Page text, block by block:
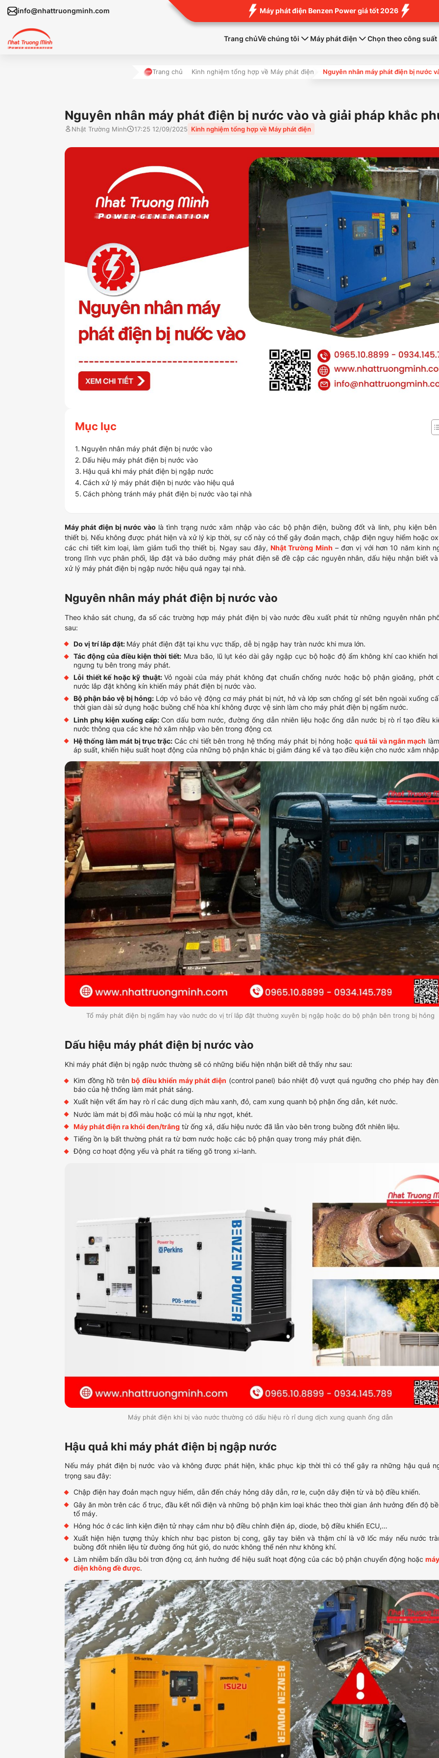
info@nhattruongminh.com Máy phát điện Benzen Power giá tốt 2026
Trang chủVề chúng tôi Máy phát điện Chọn theo công suất
Trang chủ Kinh nghiệm tổng hợp về Máy phát điện Nguyên nhân máy phát điện bị nước
Nguyên nhân máy phát điện bị nước vào và giải pháp khắc
Nhật Trường Minh 17:25 12/09/2025 Kinh nghiệm tổng hợp về Máy phát điện
Mục lục
Nguyên nhân máy phát điện bị nước vào
Dấu hiệu máy phát điện bị nước vào
Hậu quả khi máy phát điện bị ngập nước
Cách xử lý máy phát điện bị nước vào hiệu quả
Cách phòng tránh máy phát điện bị nước vào tại nhà
Máy phát điện bị nước vào là tình trạng nước xâm nhập vào các bộ phận điện, buồng đốt và linh, phụ kiện bên
thiết bị. Nếu không được phát hiện và xử lý kịp thời, sự cố này có thể gây đoản mạch, chập điện nguy hiểm hoặc
các chi tiết kim loại, làm giảm tuổi thọ thiết bị. Ngay sau đây,Nhật Trường Minh – đơn vị với hơn 10 năm kinh
trong lĩnh vực phân phối, lắp đặt và bảo dưỡng máy phát điện sẽ đề cập các nguyên nhân, dấu hiệu nhận biết
xử lý máy phát điện bị ngập nước hiệu quả ngay tại nhà.
Nguyên nhân máy phát điện bị nước vào
Theo khảo sát chung, đa số các trường hợp máy phát điện bị vào nước đều xuất phát từ những nguyên nhân
sau:
Do vị trí lắp đặt: Máy phát điện đặt tại khu vực thấp, dễ bị ngập hay tràn nước khi mưa lớn.
Tác động của điều kiện thời tiết: Mưa bão, lũ lụt kéo dài gây ngập cục bộ hoặc độ ẩm không khí cao khiến
ngưng tụ bên trong máy phát.
Lỗi thiết kế hoặc kỹ thuật:Vỏ ngoài của máy phát không đạt chuẩn chống nước hoặc bộ phận gioăng, phớt
nước lắp đặt không kín khiến máy phát điện bị nước vào.
Bộ phận bảo vệ bị hỏng:Lớp vỏ bảo vệ động cơ máy phát bị nứt, hở và lớp sơn chống gỉ sét bên ngoài xuống
thời gian dài sử dụng hoặc buồng chế hòa khí không được vệ sinh làm cho máy phát điện bị ngấm nước.
Linh phụ kiện xuống cấp: Con dấu bơm nước, đường ống dẫn nhiên liệu hoặc ống dẫn nước bị rò rỉ tạo điều
nước thông qua các khe hở xâm nhập vào bên trong động cơ.
Hệ thống làm mát bị trục trặc: Các chi tiết bên trong hệ thống máy phát bị hỏng hoặc quá tải và ngắn mạch
áp suất, khiến hiệu suất hoạt động của những bộ phận khác bị giảm đáng kể và tạo điều kiện cho nước xâm
Tổ máy phát điện bị ngấm hay vào nước do vị trí lắp đặt thường xuyên bị ngập hoặc do bộ phận bên trong bị hỏng
Dấu hiệu máy phát điện bị nước vào
Khi máy phát điện bị ngập nước thường sẽ có những biểu hiện nhận biết dễ thấy như sau:
Kim đồng hồ trênbộ điều khiển máy phát điện (control panel) báo nhiệt độ vượt quá ngưỡng cho phép hay
báo của hệ thống làm mát phát sáng.
Xuất hiện vết ẩm hay rò rỉ các dung dịch màu xanh, đỏ, cam xung quanh bộ phận ống dẫn, két nước.
Nước làm mát bị đổi màu hoặc có mùi lạ như ngọt, khét.
Máy phát điện ra khói đen/trắng từ ống xả, dấu hiệu nước đã lẫn vào bên trong buồng đốt nhiên liệu.
Tiếng ồn lạ bất thường phát ra từ bơm nước hoặc các bộ phận quay trong máy phát điện.
Động cơ hoạt động yếu và phát ra tiếng gõ trong xi-lanh.
Máy phát điện khi bị vào nước thường có dấu hiệu rò rỉ dung dịch xung quanh ống dẫn
Hậu quả khi máy phát điện bị ngập nước
Nếu máy phát điện bị nước vào và không được phát hiện, khắc phục kịp thời thì có thể gây ra những hậu quả
trọng sau đây:
Chập điện hay đoản mạch nguy hiểm, dẫn đến cháy hỏng dây dẫn, rơ le, cuộn dây điện từ và bộ điều khiển.
Gây ăn mòn trên các ổ trục, đầu kết nối điện và những bộ phận kim loại khác theo thời gian ảnh hưởng đến độ
tổ máy.
Hỏng hóc ở các linh kiện điện tử nhạy cảm như bộ điều chỉnh điện áp, diode, bộ điều khiển ECU,…
Xuất hiện hiện tượng thủy khích như bạc piston bị cong, gãy tay biên và thậm chí là vỡ lốc máy nếu nước
buồng đốt nhiên liệu từ đường ống hút gió, do nước không thể nén như không khí.
Làm nhiễm bẩn dầu bôi trơn động cơ, ảnh hưởng để hiệu suất hoạt động của các bộ phận chuyển động hoặc
điện không đề được.